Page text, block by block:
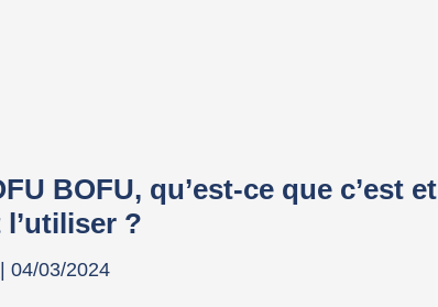
BOFU, qu’est-ce que c’est et
?
04/03/2024